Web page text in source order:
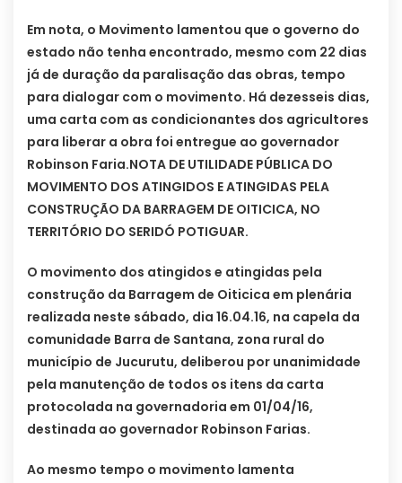
Em nota, o Movimento lamentou que o governo do
estado não tenha encontrado, mesmo com 22 dias
já de duração da paralisação das obras, tempo
para dialogar com o movimento. Há dezesseis dias,
uma carta com as condicionantes dos agricultores
para liberar a obra foi entregue ao governador
Robinson Faria.NOTA DE UTILIDADE PÚBLICA DO
MOVIMENTO DOS ATINGIDOS E ATINGIDAS PELA
CONSTRUÇÃO DA BARRAGEM DE OITICICA, NO
TERRITÓRIO DO SERIDÓ POTIGUAR.
O movimento dos atingidos e atingidas pela
construção da Barragem de Oiticica em plenária
realizada neste sábado, dia 16.04.16, na capela da
comunidade Barra de Santana, zona rural do
município de Jucurutu, deliberou por unanimidade
pela manutenção de todos os itens da carta
protocolada na governadoria em 01/04/16,
destinada ao governador Robinson Farias.
Ao mesmo tempo o movimento lamenta